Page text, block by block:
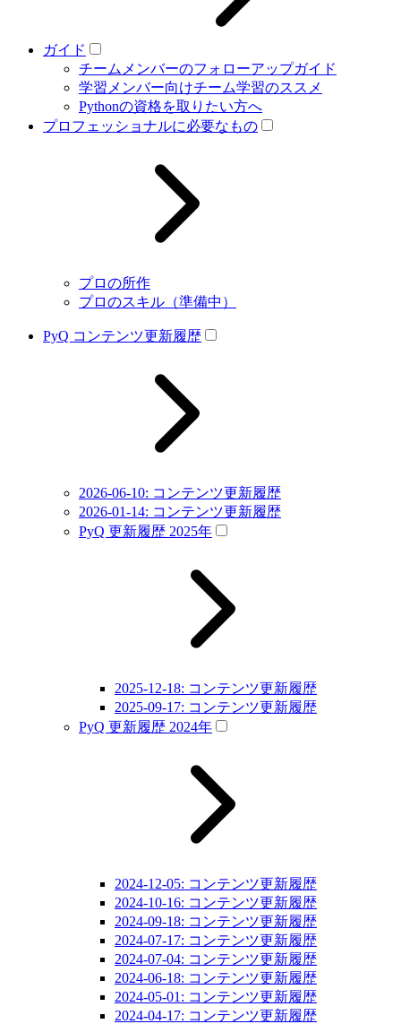
ガイド
チームメンバーのフォローアップガイド
学習メンバー向けチーム学習のススメ
Pythonの資格を取りたい方へ
プロフェッショナルに必要なもの
プロの所作
プロのスキル（準備中）
PyQ コンテンツ更新履歴
2026-06-10: コンテンツ更新履歴
2026-01-14: コンテンツ更新履歴
PyQ 更新履歴 2025年
2025-12-18: コンテンツ更新履歴
2025-09-17: コンテンツ更新履歴
PyQ 更新履歴 2024年
2024-12-05: コンテンツ更新履歴
2024-10-16: コンテンツ更新履歴
2024-09-18: コンテンツ更新履歴
2024-07-17: コンテンツ更新履歴
2024-07-04: コンテンツ更新履歴
2024-06-18: コンテンツ更新履歴
2024-05-01: コンテンツ更新履歴
2024-04-17: コンテンツ更新履歴